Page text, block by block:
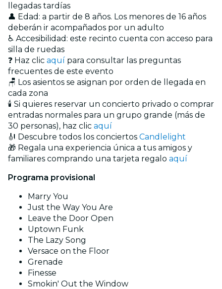
llegadas tardías
👤 Edad: a partir de 8 años. Los menores de 16 años
deberán ir acompañados por un adulto
♿ Accesibilidad: este recinto cuenta con acceso para
silla de ruedas
❓ Haz clic aquí para consultar las preguntas
frecuentes de este evento
🪑 Los asientos se asignan por orden de llegada en
cada zona
🕯️ Si quieres reservar un concierto privado o comprar
entradas normales para un grupo grande (más de
30 personas), haz clic aquí
🎻 Descubre todos los conciertos Candlelight
🎁 Regala una experiencia única a tus amigos y
familiares comprando una tarjeta regalo aquí
Programa provisional
Marry You
Just the Way You Are
Leave the Door Open
Uptown Funk
The Lazy Song
Versace on the Floor
Grenade
Finesse
Smokin' Out the Window